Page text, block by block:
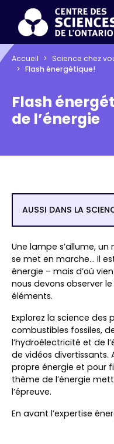
Accueil Science chez
Flash énergétique!
Flash
de l’énergie
AUSSI DANS LA
Une lampe s’allume,
se met en marche… Il
énergie – mais d’où
nous devons observer le
éléments.
Explorez la science des
combustibles fossiles,
l’hydroélectricité et de
de vidéos divertissants.
propre énergie et pour
thème de l’énergie
l’épreuve.
En avant l’expertise